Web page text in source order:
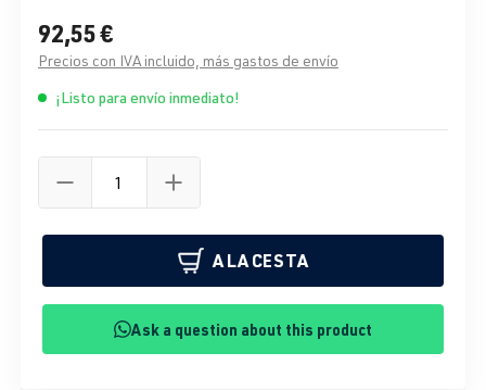
92,55 €
Precios con IVA incluido, más gastos de envío
¡Listo para envío inmediato!
A LA CESTA
Ask a question about this product